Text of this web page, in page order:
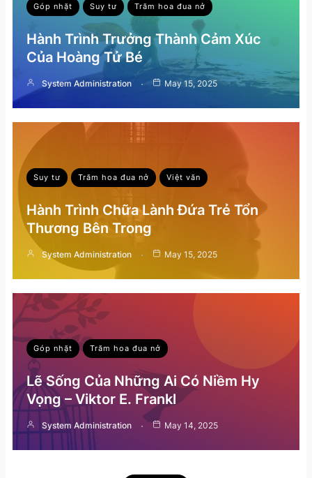
Góp nhặt Suy tư Trăm hoa đua nở
Hành Trình Trưởng Thành Cảm Xúc
Của Hoàng Tử Bé
System Administration May 15, 2025
Suy tư Trăm hoa đua nở Việt văn
Hành Trình Chữa Lành Đứa Trẻ Tổn
Thương Bên Trong
System Administration May 15, 2025
Góp nhặt Trăm hoa đua nở
Lẽ Sống Của Những Ai Có Niềm Hy
Vọng – Viktor E. Frankl
System Administration May 14, 2025